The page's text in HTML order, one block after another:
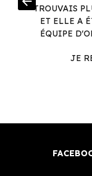
TROUVAIS
ET ELLE A
ÉQUIPE
JE